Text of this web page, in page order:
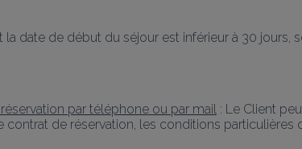
la date de début du séjour est inférieur à 30
par téléphone ou par mail : Le Client
de réservation, les conditions